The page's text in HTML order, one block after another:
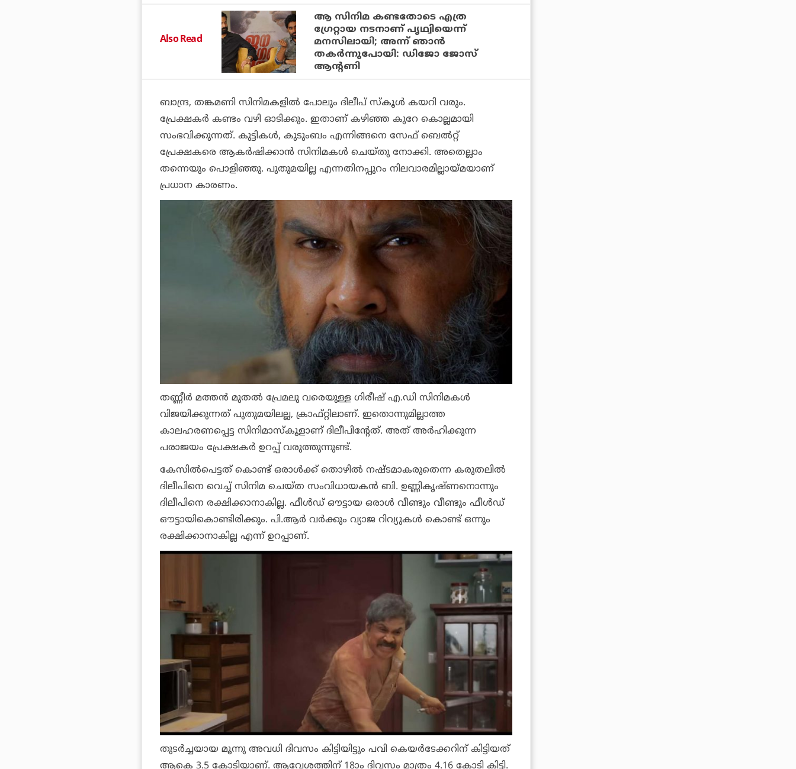
Also Read
ആ സിനിമ കണ്ടതോടെ എത്ര
ഗ്രേറ്റായ നടനാണ് പൃഥ്വിയെന്ന്
മനസിലായി; അന്ന് ഞാന്‍
തകര്‍ന്നുപോയി: ഡിജോ ജോസ്
ആന്റണി
ബാന്ദ്ര, തങ്കമണി സിനിമകളില്‍ പോലും ദിലീപ് സ്‌കൂള്‍ കയറി വരും.
പ്രേക്ഷകര്‍ കണ്ടം വഴി ഓടിക്കും. ഇതാണ് കഴിഞ്ഞ കുറേ കൊല്ലമായി
സംഭവിക്കുന്നത്. കുട്ടികള്‍, കുടുംബം എന്നിങ്ങനെ സേഫ് ബെല്‍റ്റ്
പ്രേക്ഷകരെ ആകര്‍ഷിക്കാന്‍ സിനിമകള്‍ ചെയ്തു നോക്കി. അതെല്ലാം
തന്നെയും പൊളിഞ്ഞു. പുതുമയില്ല എന്നതിനപ്പുറം നിലവാരമില്ലായ്മയാണ്
പ്രധാന കാരണം.
തണ്ണീര്‍ മത്തന്‍ മുതല്‍ പ്രേമലു വരെയുള്ള ഗിരീഷ് എ.ഡി സിനിമകള്‍
വിജയിക്കുന്നത് പുതുമയിലല്ല, ക്രാഫ്റ്റിലാണ്. ഇതൊന്നുമില്ലാത്ത
കാലഹരണപ്പെട്ട സിനിമാസ്‌കൂളാണ് ദിലീപിന്റേത്. അത് അര്‍ഹിക്കുന്ന
പരാജയം പ്രേക്ഷകര്‍ ഉറപ്പ് വരുത്തുന്നുണ്ട്.
കേസില്‍പെട്ടത് കൊണ്ട് ഒരാള്‍ക്ക് തൊഴില്‍ നഷ്ടമാകരുതെന്ന കരുതലില്‍
ദിലീപിനെ വെച്ച് സിനിമ ചെയ്ത സംവിധായകന്‍ ബി. ഉണ്ണികൃഷ്ണനൊന്നും
ദിലീപിനെ രക്ഷിക്കാനാകില്ല. ഫീള്‍ഡ് ഔട്ടായ ഒരാള്‍ വീണ്ടും വീണ്ടും ഫീള്‍ഡ്
ഔട്ടായികൊണ്ടിരിക്കും. പി.ആര്‍ വര്‍ക്കും വ്യാജ റിവ്യുകള്‍ കൊണ്ട് ഒന്നും
രക്ഷിക്കാനാകില്ല എന്ന് ഉറപ്പാണ്.
തുടര്‍ച്ചയായ മൂന്നു അവധി ദിവസം കിട്ടിയിട്ടും പവി കെയര്‍ടേക്കറിന് കിട്ടിയത്
ആകെ 3.5 കോടിയാണ്. ആവേശത്തിന് 18ാം ദിവസം മാത്രം 4.16 കോടി കിട്ടി.